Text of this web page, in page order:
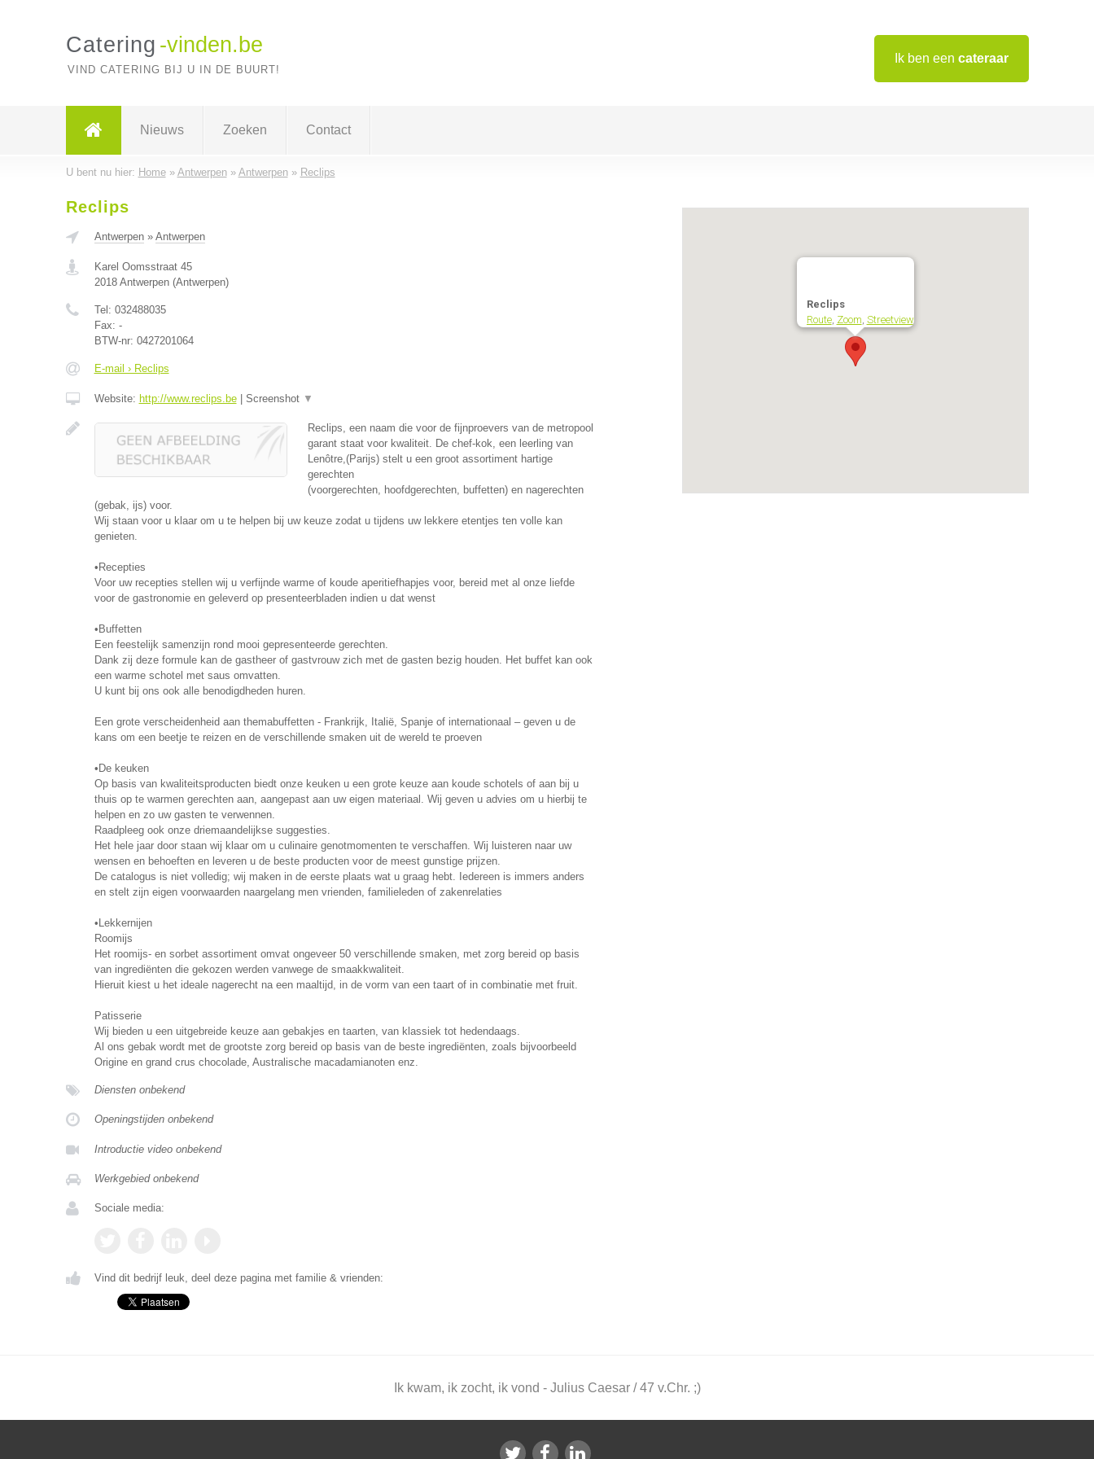
Ik ben een cateraar
Catering -vinden.be
VIND CATERING BIJ U IN DE BUURT!
Nieuws Zoeken Contact
U bent nu hier: Home» Antwerpen» Antwerpen» Reclips
Reclips
Antwerpen» Antwerpen
Karel Oomsstraat 45
2018 Antwerpen(Antwerpen)
Tel: 032488035
Fax: -
BTW-nr: 0427201064
E-mail › Reclips
Website: http://www.reclips.be| Screenshot ▼
Reclips, een naam die voor de fijnproevers van de metropool
garant staat voor kwaliteit. De chef-kok, een leerling van
Lenôtre,(Parijs) stelt u een groot assortiment hartige
gerechten
(voorgerechten, hoofdgerechten, buffetten) en nagerechten
(gebak, ijs) voor.
Wij staan voor u klaar om u te helpen bij uw keuze zodat u tijdens uw lekkere etentjes ten volle kan
genieten.
•Recepties
Voor uw recepties stellen wij u verfijnde warme of koude aperitiefhapjes voor, bereid met al onze liefde
voor de gastronomie en geleverd op presenteerbladen indien u dat wenst
•Buffetten
Een feestelijk samenzijn rond mooi gepresenteerde gerechten.
Dank zij deze formule kan de gastheer of gastvrouw zich met de gasten bezig houden. Het buffet kan ook
een warme schotel met saus omvatten.
U kunt bij ons ook alle benodigdheden huren.
Een grote verscheidenheid aan themabuffetten - Frankrijk, Italië, Spanje of internationaal – geven u de
kans om een beetje te reizen en de verschillende smaken uit de wereld te proeven
•De keuken
Op basis van kwaliteitsproducten biedt onze keuken u een grote keuze aan koude schotels of aan bij u
thuis op te warmen gerechten aan, aangepast aan uw eigen materiaal. Wij geven u advies om u hierbij te
helpen en zo uw gasten te verwennen.
Raadpleeg ook onze driemaandelijkse suggesties.
Het hele jaar door staan wij klaar om u culinaire genotmomenten te verschaffen. Wij luisteren naar uw
wensen en behoeften en leveren u de beste producten voor de meest gunstige prijzen.
De catalogus is niet volledig; wij maken in de eerste plaats wat u graag hebt. Iedereen is immers anders
en stelt zijn eigen voorwaarden naargelang men vrienden, familieleden of zakenrelaties
•Lekkernijen
Roomijs
Het roomijs- en sorbet assortiment omvat ongeveer 50 verschillende smaken, met zorg bereid op basis
van ingrediënten die gekozen werden vanwege de smaakkwaliteit.
Hieruit kiest u het ideale nagerecht na een maaltijd, in de vorm van een taart of in combinatie met fruit.
Patisserie
Wij bieden u een uitgebreide keuze aan gebakjes en taarten, van klassiek tot hedendaags.
Al ons gebak wordt met de grootste zorg bereid op basis van de beste ingrediënten, zoals bijvoorbeeld
Origine en grand crus chocolade, Australische macadamianoten enz.
Diensten onbekend
Openingstijden onbekend
Introductie video onbekend
Werkgebied onbekend
Sociale media:
Vind dit bedrijf leuk, deel deze pagina met familie & vrienden:
Reclips
Route, Zoom Streetview
Ik kwam, ik zocht, ik vond - Julius Caesar / 47 v.Chr. ;)